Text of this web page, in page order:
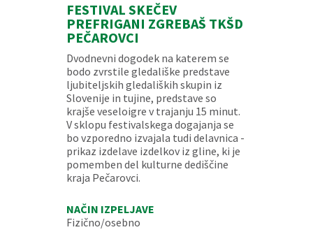
FESTIVAL SKEČEV
PREFRIGANI ZGREBAŠ TKŠD
PEČAROVCI
Dvodnevni dogodek na katerem se
bodo zvrstile gledališke predstave
ljubiteljskih gledaliških skupin iz
Slovenije in tujine, predstave so
krajše veseloigre v trajanju 15 minut.
V sklopu festivalskega dogajanja se
bo vzporedno izvajala tudi delavnica -
prikaz izdelave izdelkov iz gline, ki je
pomemben del kulturne dediščine
kraja Pečarovci.
NAČIN IZPELJAVE
Fizično/osebno